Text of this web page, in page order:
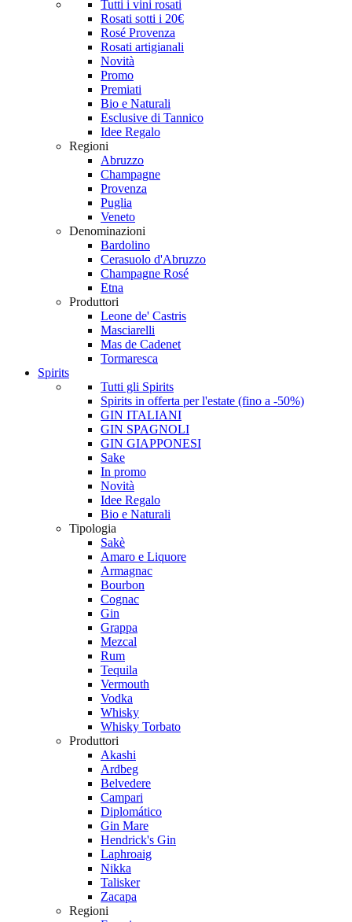
Tutti i vini rosati
Rosati sotti i 20€
Rosé Provenza
Rosati artigianali
Novità
Promo
Premiati
Bio e Naturali
Esclusive di Tannico
Idee Regalo
Regioni
Abruzzo
Champagne
Provenza
Puglia
Veneto
Denominazioni
Bardolino
Cerasuolo d'Abruzzo
Champagne Rosé
Etna
Produttori
Leone de' Castris
Masciarelli
Mas de Cadenet
Tormaresca
Spirits
Tutti gli Spirits
Spirits in offerta per l'estate (fino a -50%)
GIN ITALIANI
GIN SPAGNOLI
GIN GIAPPONESI
Sake
In promo
Novità
Idee Regalo
Bio e Naturali
Tipologia
Sakè
Amaro e Liquore
Armagnac
Bourbon
Cognac
Gin
Grappa
Mezcal
Rum
Tequila
Vermouth
Vodka
Whisky
Whisky Torbato
Produttori
Akashi
Ardbeg
Belvedere
Campari
Diplomático
Gin Mare
Hendrick's Gin
Laphroaig
Nikka
Talisker
Zacapa
Regioni